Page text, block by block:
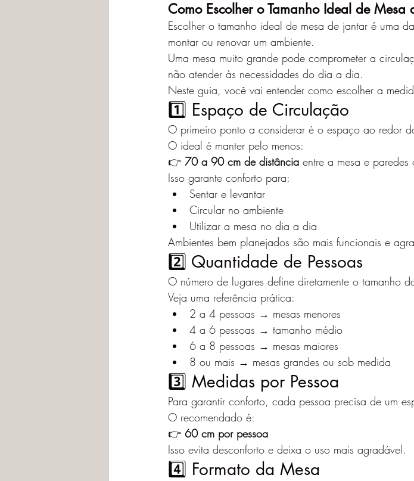
Como Escolher o Tamanho Ideal de Mesa
Escolher o tamanho ideal de mesa de jantar é uma
montar ou renovar um ambiente.
Uma mesa muito grande pode comprometer a
não atender às necessidades do dia a dia.
Neste guia, você vai entender como escolher a
1️⃣ Espaço de Circulação
O primeiro ponto a considerar é o espaço ao redor
O ideal é manter pelo menos:
👉 70 a 90 cm de distância entre a mesa e paredes
Isso garante conforto para:
Sentar e levantar
Circular no ambiente
Utilizar a mesa no dia a dia
Ambientes bem planejados são mais funcionais e
2️⃣ Quantidade de Pessoas
O número de lugares define diretamente o tamanho
Veja uma referência prática:
2 a 4 pessoas → mesas menores
4 a 6 pessoas → tamanho médio
6 a 8 pessoas → mesas maiores
8 ou mais → mesas grandes ou sob medida
3️⃣ Medidas por Pessoa
Para garantir conforto, cada pessoa precisa de um
O recomendado é:
👉 60 cm por pessoa
Isso evita desconforto e deixa o uso mais agradável.
4️⃣ Formato da Mesa